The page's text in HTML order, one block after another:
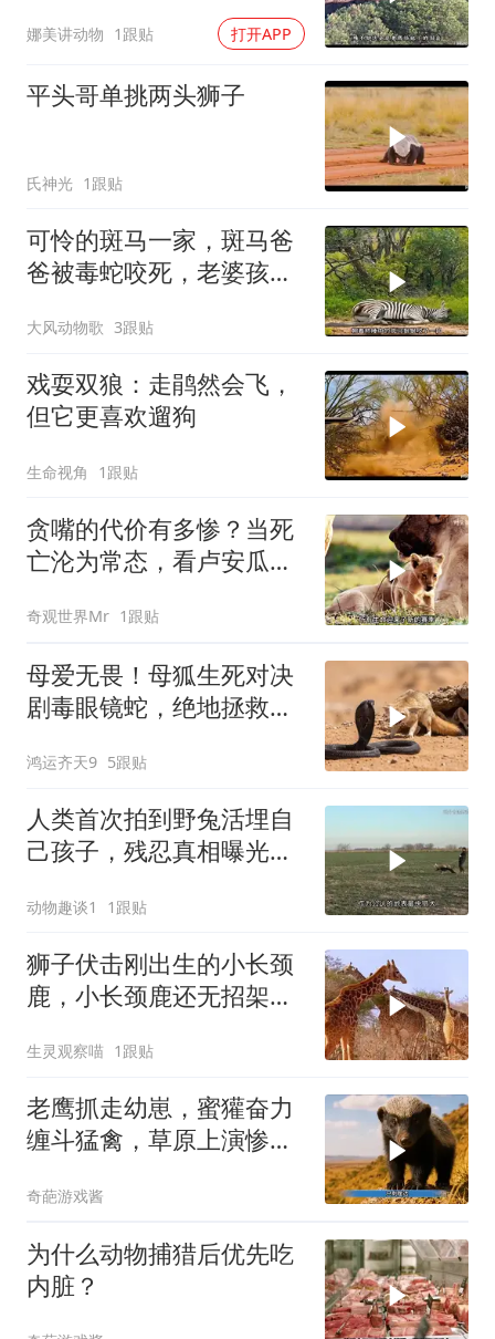
娜美讲动物 1跟贴 打开APP
平头哥单挑两头狮子
氏神光 1跟贴
可怜的斑马一家，斑马爸
爸被毒蛇咬死，老婆孩子
大风动物歌 3跟贴
戏耍双狼：走鹃然会飞，
但它更喜欢遛狗
生命视角 1跟贴
贪嘴的代价有多惨？当死
亡沦为常态，看卢安瓜河
戏”
奇观世界Mr 1跟贴
母爱无畏！母狐生死对决
剧毒眼镜蛇，绝地拯救幼
鸿运齐天9 5跟贴
人类首次拍到野兔活埋自
己孩子，残忍真相曝光后
动物趣谈1 1跟贴
狮子伏击刚出生的小长颈
鹿，小长颈鹿还无招架之
生灵观察喵 1跟贴
老鹰抓走幼崽，蜜獾奋力
缠斗猛禽，草原上演惨烈
奇葩游戏酱
为什么动物捕猎后优先吃
内脏？